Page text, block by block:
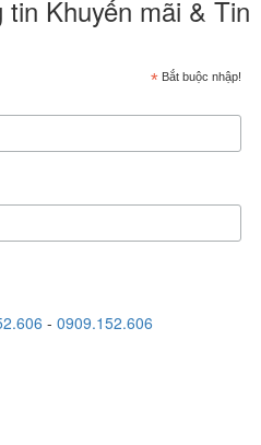
Khuyến mãi & Tin
* Bắt buộc nhập!
- 0909.152.606